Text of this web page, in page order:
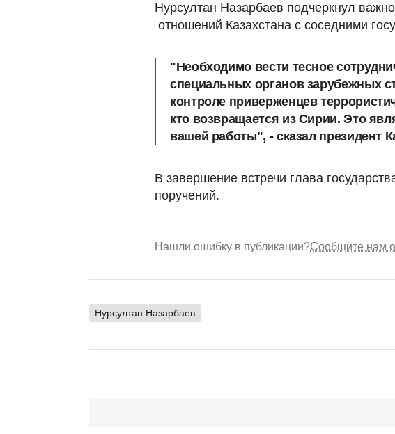
Нурсултан Назарбаев подчеркнул
отношений Казахстана с соседними
"Необходимо вести тесное
специальных органов зарубежных
контроле приверженцев
кто возвращается из Сирии. Это
вашей работы", - сказал президент
В завершение встречи глава
поручений.
Нашли ошибку в публикации?Сообщите нам
Нурсултан Назарбаев